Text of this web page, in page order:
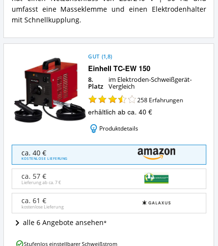
umfasst eine Masseklemme und einen Elektrodenhalter
mit Schnellkupplung.
Einhell TC-EW 150
GUT (1,8)
8.
Platz
im Elektroden-Schweißgerät-
Vergleich
258 Erfahrungen
erhältlich ab ca. 40 €
Produktdetails
Einhell
TC-
EW
150
Angebote:
Wo
dieses
Elektroden-
Schweißgerät
ca. 40 €
KOSTENLOSE LIEFERUNG
ca. 57 €
Lieferung ab ca.7 €
ca. 61 €
kostenlose Lieferung
alle 6 Angebote ansehen
EinhellStufenlos einstellbarer Schweißstrom